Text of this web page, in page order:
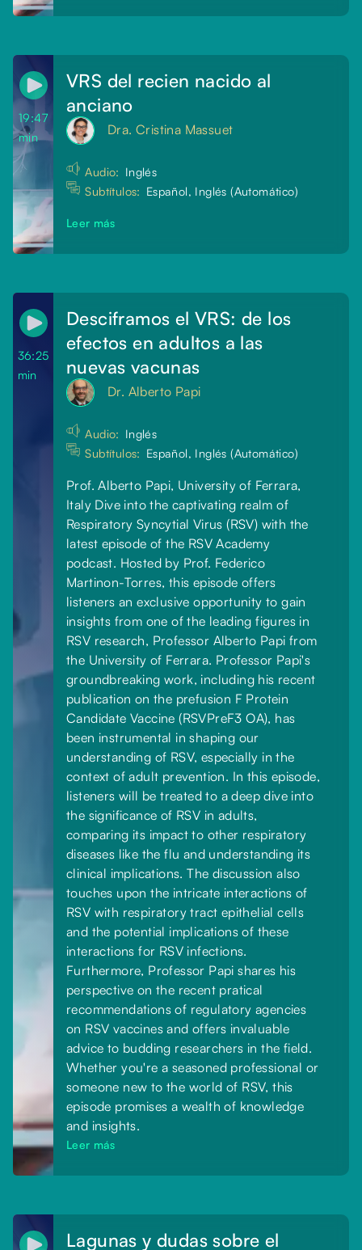
19:47
min
VRS del recien nacido al
anciano
Dra. Cristina Massuet
Audio: Inglés
Subtítulos: Español, Inglés (Automático)
Leer más
36:25
min
Desciframos el VRS: de los
efectos en adultos a las
nuevas vacunas
Dr. Alberto Papi
Audio: Inglés
Subtítulos: Español, Inglés (Automático)
Prof. Alberto Papi, University of Ferrara,
Italy Dive into the captivating realm of
Respiratory Syncytial Virus (RSV) with the
latest episode of the RSV Academy
podcast. Hosted by Prof. Federico
Martinon-Torres, this episode offers
listeners an exclusive opportunity to gain
insights from one of the leading figures in
RSV research, Professor Alberto Papi from
the University of Ferrara. Professor Papi's
groundbreaking work, including his recent
publication on the prefusion F Protein
Candidate Vaccine (RSVPreF3 OA), has
been instrumental in shaping our
understanding of RSV, especially in the
context of adult prevention. In this episode,
listeners will be treated to a deep dive into
the significance of RSV in adults,
comparing its impact to other respiratory
diseases like the flu and understanding its
clinical implications. The discussion also
touches upon the intricate interactions of
RSV with respiratory tract epithelial cells
and the potential implications of these
interactions for RSV infections.
Furthermore, Professor Papi shares his
perspective on the recent pratical
recommendations of regulatory agencies
on RSV vaccines and offers invaluable
advice to budding researchers in the field.
Whether you're a seasoned professional or
someone new to the world of RSV, this
episode promises a wealth of knowledge
and insights.
Leer más
Lagunas y dudas sobre el